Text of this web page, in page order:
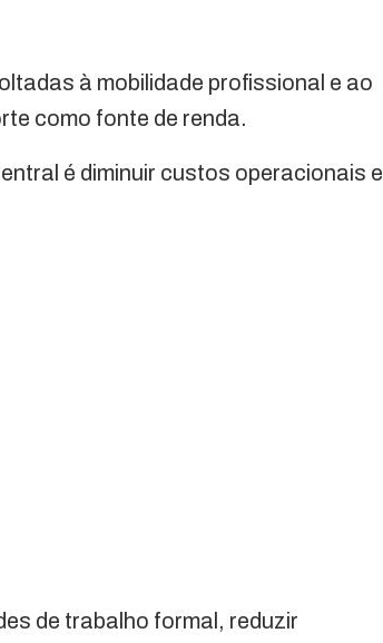
à mobilidade profissional e ao
como fonte de renda.
é diminuir custos operacionais e
de trabalho formal, reduzir